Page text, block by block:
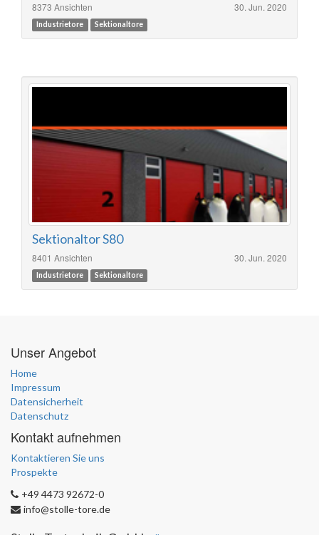
8373 Ansichten 30. Jun. 2020
Industrietore Sektionaltore
Sektionaltor S80
8401 Ansichten 30. Jun. 2020
Industrietore Sektionaltore
Unser Angebot
Home
Impressum
Datensicherheit
Datenschutz
Kontakt aufnehmen
Kontaktieren Sie uns
Prospekte
+49 4473 92672-0
info@stolle-tore.de